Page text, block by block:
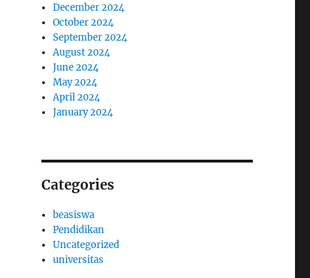
December 2024
October 2024
September 2024
August 2024
June 2024
May 2024
April 2024
January 2024
Categories
beasiswa
Pendidikan
Uncategorized
universitas